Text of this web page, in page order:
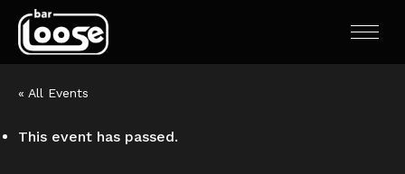
« All Events
This event has passed.